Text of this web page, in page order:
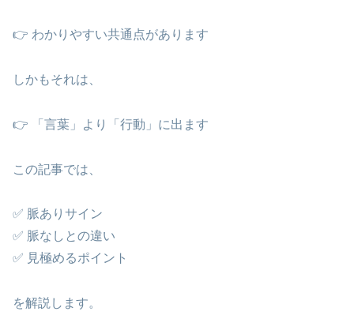
👉 わかりやすい共通点があります
しかもそれは、
👉 「言葉」より「行動」に出ます
この記事では、
✅ 脈ありサイン
✅ 脈なしとの違い
✅ 見極めるポイント
を解説します。